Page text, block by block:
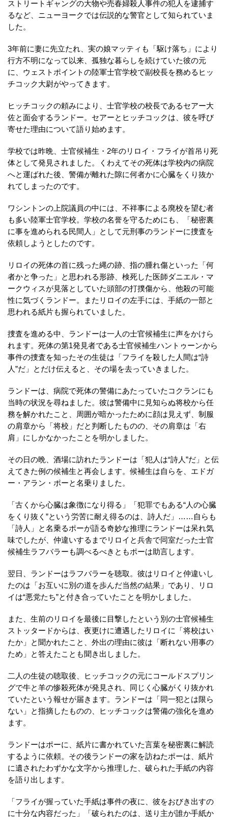
ストリートギャングの大物や売春婦殺人事件の犯人を逮捕す
るなど、ニューヨークでは伝説的な警官として知られていま
した。
3年前に妻に先立たれ、実の娘マッティも「駆け落ち」により
行方不明になって以来、孤独な暮らしを続けていた彼の元
に、ウェストポイントの陸軍士官学校で副校長を務めるヒッ
チコック大尉がやってきます。
ヒッチコックの頼みにより、士官学校の校長であるセアー大
佐と面会するランドー。セアーとヒッチコックは、彼を呼び
寄せた理由について語り始めます。
学校では昨晩、士官候補生・2年のリロイ・フライが首吊り死
体として発見されました。くわえてその死体は学校内の病院
へと運ばれた後、警備が離れた隙に何者かに心臓をくり抜か
れてしまったのです。
ワシントンの上院議員の中には、不祥事による廃校を望む者
も多い陸軍士官学校。学校の名誉を守るためにも、「秘密裏
に事を進められる民間人」として元刑事のランドーに捜査を
依頼しようとしたのです。
リロイの死体の首に残った縄の跡、指の腫れ傷といった「何
者かと争った」と思われる形跡、検死した医師ダニエル・マ
ークウィスが見落としていた頭部の打撲傷から、他殺の可能
性に気づくランドー。またリロイの左手には、手紙の一部と
思われる紙片も握られていました。
捜査を進める中、ランドーは一人の士官候補生に声をかけら
れます。死体の第1発見者である士官候補生ハントゥーンから
事件の捜査を知ったその生徒は「フライを殺した人間は“詩
人”だ」とだけ伝えると、その場を去っていきました。
ランドーは、病院で死体の警備にあたっていたコクランにも
当時の状況を尋ねました。彼は警備中に見知らぬ将校から任
務を解かれたこと、周囲が暗かったために顔は見えず、制服
の肩章から「将校」だと判断したものの、その肩章は「右
肩」にしかなかったことを明かしました。
その日の晩、酒場に訪れたランドーは「犯人は“詩人”だ」と伝
えてきた例の候補生と再会します。候補生は自らを、エドガ
ー・アラン・ポーと名乗りました。
「古くから心臓は象徴になり得る」「犯罪でもある“人の心臓
をくり抜く”という労苦に耐え得るのは、詩人だ」……自らも
「詩人」と名乗るポーが語る奇妙な推理にランドーは呆れ気
味でしたが、仲違いするまでリロイと兵舎で同室だった士官
候補生ラフバラーも調べるべきともポーは助言します。
翌日、ランドーはラフバラーを聴取。彼はリロイと仲違いし
たのは「お互いに別の道を歩んだ当然の結果」であり、リロ
イは“悪党たち”と付き合っていたことを明かしました。
また、生前のリロイを最後に目撃したという別の士官候補生
ストッタードからは、夜更けに遭遇したリロイに「将校はい
たか」と聞かれたこと、外出の理由に彼は「断れない用事の
ため」と答えたことも聞き出しました。
二人の生徒の聴取後、ヒッチコックの元にコールドスプリン
グで牛と羊の惨殺死体が発見され、同じく心臓がくり抜かれ
ていたという報せが届きます。ランドーは「同一犯とは限ら
ない」と指摘したものの、ヒッチコックは警備の強化を進め
ます。
ランドーはポーに、紙片に書かれていた言葉を秘密裏に解読
するように依頼。その後ランドーの家を訪ねたポーは、紙片
に遺されたわずかな文字から推理した、破られた手紙の内容
を語り出します。
「フライが握っていた手紙は事件の夜に、彼をおびき出すの
に十分な内容だった」「破られたのは、送り主が誰か手紙か